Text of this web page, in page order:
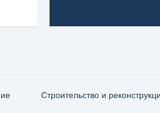
Строительство и